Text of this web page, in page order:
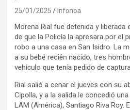
25/01/2025 Infonoa
Morena Rial fue detenida y liberada
de que la Policía la apresara por el
robo a una casa en San Isidro. La
a su bebé recién nacido, tres
vehículo que tenía pedido de
Rial salió a cenar el jueves con su
Cipolla, y a la salida le concedió
LAM (América), Santiago Riva Roy.